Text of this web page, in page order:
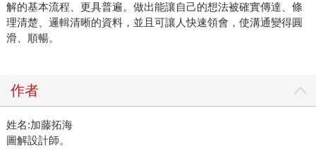
解的基本流程、更具普遍。做出能讓自己的想法被確實傳達、條
理清楚、邏輯清晰的資料，並且可讓人快速領會，使溝通變得圓
滑、順暢。
作者
姓名:加藤拓海
圖解設計師。